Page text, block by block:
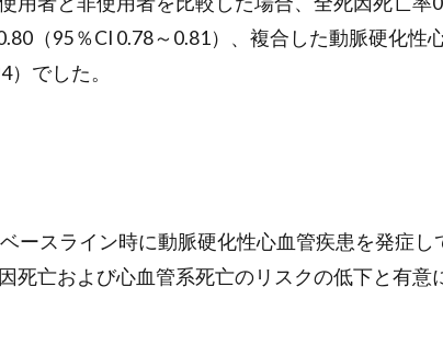
（95％CI 0.78～0.81）、複合した動脈硬化性
）でした。
ースライン時に動脈硬化性心血管疾患を発症し
死亡および心血管系死亡のリスクの低下と有意